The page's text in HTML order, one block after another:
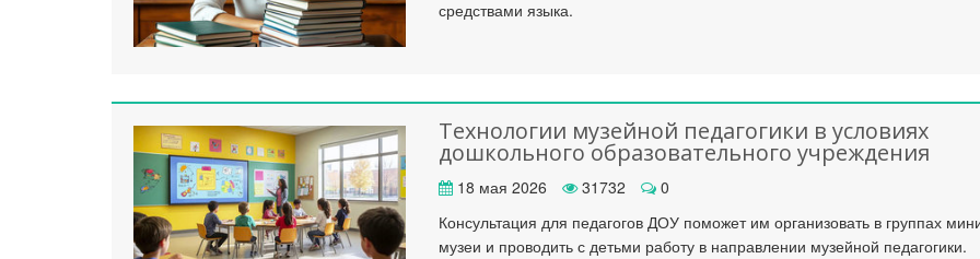
средствами языка.
Технологии музейной педагогики в условиях
дошкольного образовательного учреждения
18 мая 2026 31732
0
Консультация для педагогов ДОУ поможет им организовать в группах
музеи и проводить с детьми работу в направлении музейной педагогики.
Как стать экспертом наших
конкурсов
Как правильно оформить